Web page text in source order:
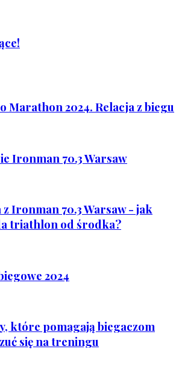
Marathon 2024. Relacja z biegu
Ironman 70.3 Warsaw
z Ironman 70.3 Warsaw - jak
triathlon od środka?
2024
które pomagają biegaczom
się na treningu